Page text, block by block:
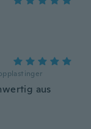
aus